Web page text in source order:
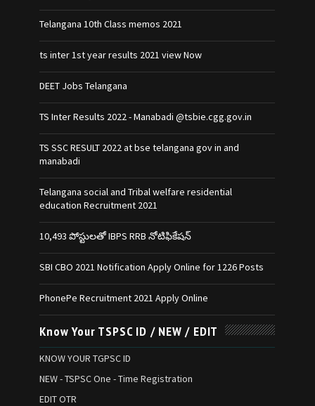
Telangana 10th Class memos 2021
ts inter 1st year results 2021 view Now
DEET Jobs Telangana
TS Inter Results 2022 - Manabadi @tsbie.cgg.gov.in
TS SSC RESULT 2022 at bse telangana gov in and
manabadi
Telangana social and Tribal welfare residential
education Recruitment 2021
10,493 పోస్టులతో IBPS RRB నోటిఫికేషన్‌
SBI CBO 2021 Notification Apply Online for 1226 Posts
PhonePe Recruitment 2021 Apply Online
Know Your TSPSC ID / NEW / EDIT
KNOW YOUR TGPSC ID
NEW - TSPSC One - Time Registration
EDIT OTR